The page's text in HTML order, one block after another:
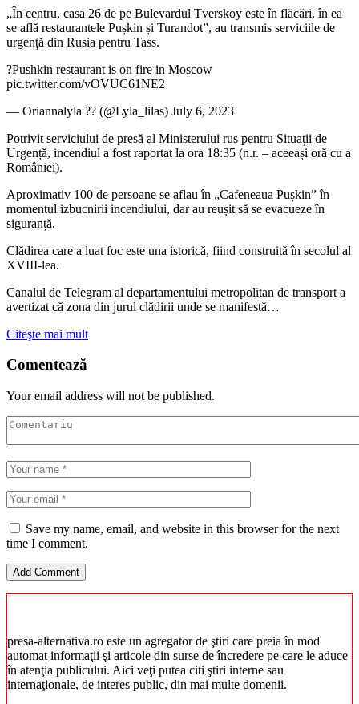
„În centru, casa 26 de pe Bulevardul Tverskoy este în flăcări, în ea
se află restaurantele Pușkin și Turandot”, au transmis serviciile de
urgență din Rusia pentru Tass.
?Pushkin restaurant is on fire in Moscow
pic.twitter.com/vOVUC61NE2
— Oriannalyla ?? (@Lyla_lilas) July 6, 2023
Potrivit serviciului de presă al Ministerului rus pentru Situații de
Urgență, incendiul a fost raportat la ora 18:35 (n.r. – aceeași oră cu a
României).
Aproximativ 100 de persoane se aflau în „Cafeneaua Pușkin” în
momentul izbucnirii incendiului, dar au reușit să se evacueze în
siguranță.
Clădirea care a luat foc este una istorică, fiind construită în secolul al
XVIII-lea.
Canalul de Telegram al departamentului metropolitan de transport a
avertizat că zona din jurul clădirii unde se manifestă…
Citeşte mai mult
Comentează
Your email address will not be published.
Save my name, email, and website in this browser for the next
time I comment.
presa-alternativa.ro este un agregator de ştiri care preia în mod
automat informaţii şi articole din surse de încredere pe care le aduce
în atenţia publicului. Aici veţi putea citi ştiri interne sau
internaţionale, de interes public, din mai multe domenii.